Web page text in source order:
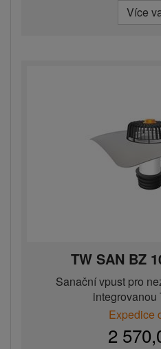
Více
TW SAN BZ
Sanační vpust pro
integrovanou
Expedice
2